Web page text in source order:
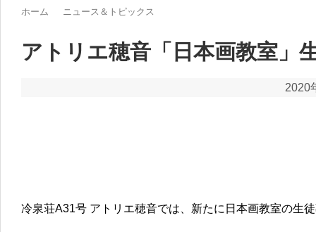
ホーム ニュース＆トピックス
アトリエ穂音「日本画教室」
2020
冷泉荘A31号 アトリエ穂音では、新たに日本画教室の生